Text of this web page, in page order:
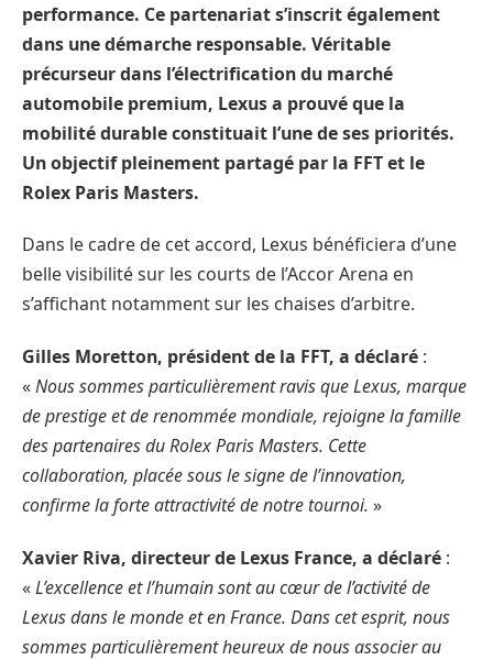
performance. Ce partenariat s’inscrit également
dans une démarche responsable. Véritable
précurseur dans l’électrification du marché
automobile premium, Lexus a prouvé que la
mobilité durable constituait l’une de ses priorités.
Un objectif pleinement partagé par la FFT et le
Rolex Paris Masters.
Dans le cadre de cet accord, Lexus bénéficiera d’une
belle visibilité sur les courts de l’Accor Arena en
s’affichant notamment sur les chaises d’arbitre.
Gilles Moretton, président de la FFT, a déclaré :
«Nous sommes particulièrement ravis que Lexus, marque
de prestige et de renommée mondiale, rejoigne la famille
des partenaires du Rolex Paris Masters. Cette
collaboration, placée sous le signe de l’innovation,
confirme la forte attractivité de notre tournoi. »
Xavier Riva, directeur de Lexus France, a déclaré :
«L’excellence et l’humain sont au cœur de l’activité de
Lexus dans le monde et en France. Dans cet esprit, nous
sommes particulièrement heureux de nous associer au